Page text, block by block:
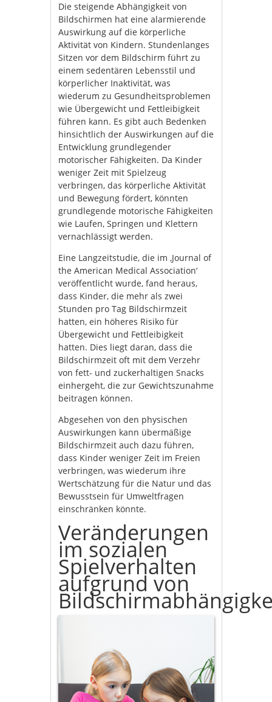
Die steigende Abhängigkeit von
Bildschirmen hat eine alarmierende
Auswirkung auf die körperliche
Aktivität von Kindern. Stundenlanges
Sitzen vor dem Bildschirm führt zu
einem sedentären Lebensstil und
körperlicher Inaktivität, was
wiederum zu Gesundheitsproblemen
wie Übergewicht und Fettleibigkeit
führen kann. Es gibt auch Bedenken
hinsichtlich der Auswirkungen auf die
Entwicklung grundlegender
motorischer Fähigkeiten. Da Kinder
weniger Zeit mit Spielzeug
verbringen, das körperliche Aktivität
und Bewegung fördert, könnten
grundlegende motorische Fähigkeiten
wie Laufen, Springen und Klettern
vernachlässigt werden.
Eine Langzeitstudie, die im ‚Journal of
the American Medical Association‘
veröffentlicht wurde, fand heraus,
dass Kinder, die mehr als zwei
Stunden pro Tag Bildschirmzeit
hatten, ein höheres Risiko für
Übergewicht und Fettleibigkeit
hatten. Dies liegt daran, dass die
Bildschirmzeit oft mit dem Verzehr
von fett- und zuckerhaltigen Snacks
einhergeht, die zur Gewichtszunahme
beitragen können.
Abgesehen von den physischen
Auswirkungen kann übermäßige
Bildschirmzeit auch dazu führen,
dass Kinder weniger Zeit im Freien
verbringen, was wiederum ihre
Wertschätzung für die Natur und das
Bewusstsein für Umweltfragen
einschränken könnte.
Veränderungen
im sozialen
Spielverhalten
aufgrund von